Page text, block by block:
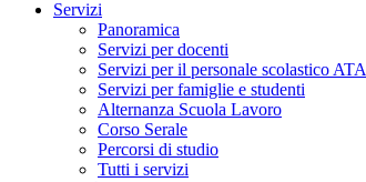
Servizi
Panoramica
Servizi per docenti
Servizi per il personale scolastico ATA
Servizi per famiglie e studenti
Alternanza Scuola Lavoro
Corso Serale
Percorsi di studio
Tutti i servizi